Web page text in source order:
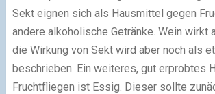
Sekt eignen sich als Hausmittel gegen
andere alkoholische Getränke. Wein wirkt
die Wirkung von Sekt wird aber noch als
beschrieben. Ein weiteres, gut erprobtes
Fruchtfliegen ist Essig. Dieser sollte